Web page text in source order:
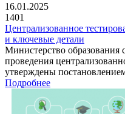
16.01.2025
1401
Централизованное
и ключевые детали
Министерство образования
проведения
утверждены
Подробнее